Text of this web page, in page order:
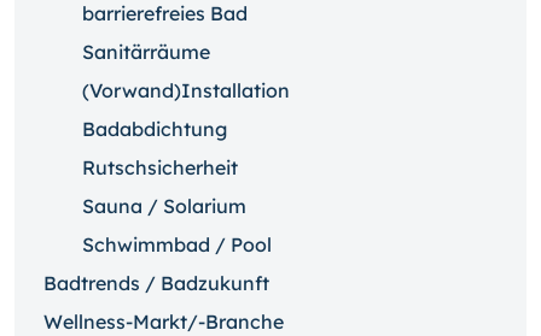
barrierefreies Bad
Sanitärräume
(Vorwand)Installation
Badabdichtung
Rutschsicherheit
Sauna / Solarium
Schwimmbad / Pool
Badtrends / Badzukunft
Wellness-Markt/-Branche